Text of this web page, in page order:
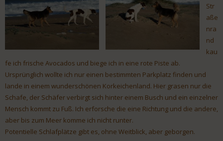
Str
aße
nra
nd
kau
fe ich frische Avocados und biege ich in eine rote Piste ab.
Ursprünglich wollte ich nur einen bestimmten Parkplatz finden und
lande in einem wunderschönen Korkeichenland. Hier grasen nur die
Schafe, der Schäfer verbirgt sich hinter einem Busch und ein einzelner
Mensch kommt zu Fuß. Ich erforsche die eine Richtung und die andere,
aber bis zum Meer komme ich nicht runter.
Potentielle Schlafplätze gibt es, ohne Weitblick, aber geborgen.